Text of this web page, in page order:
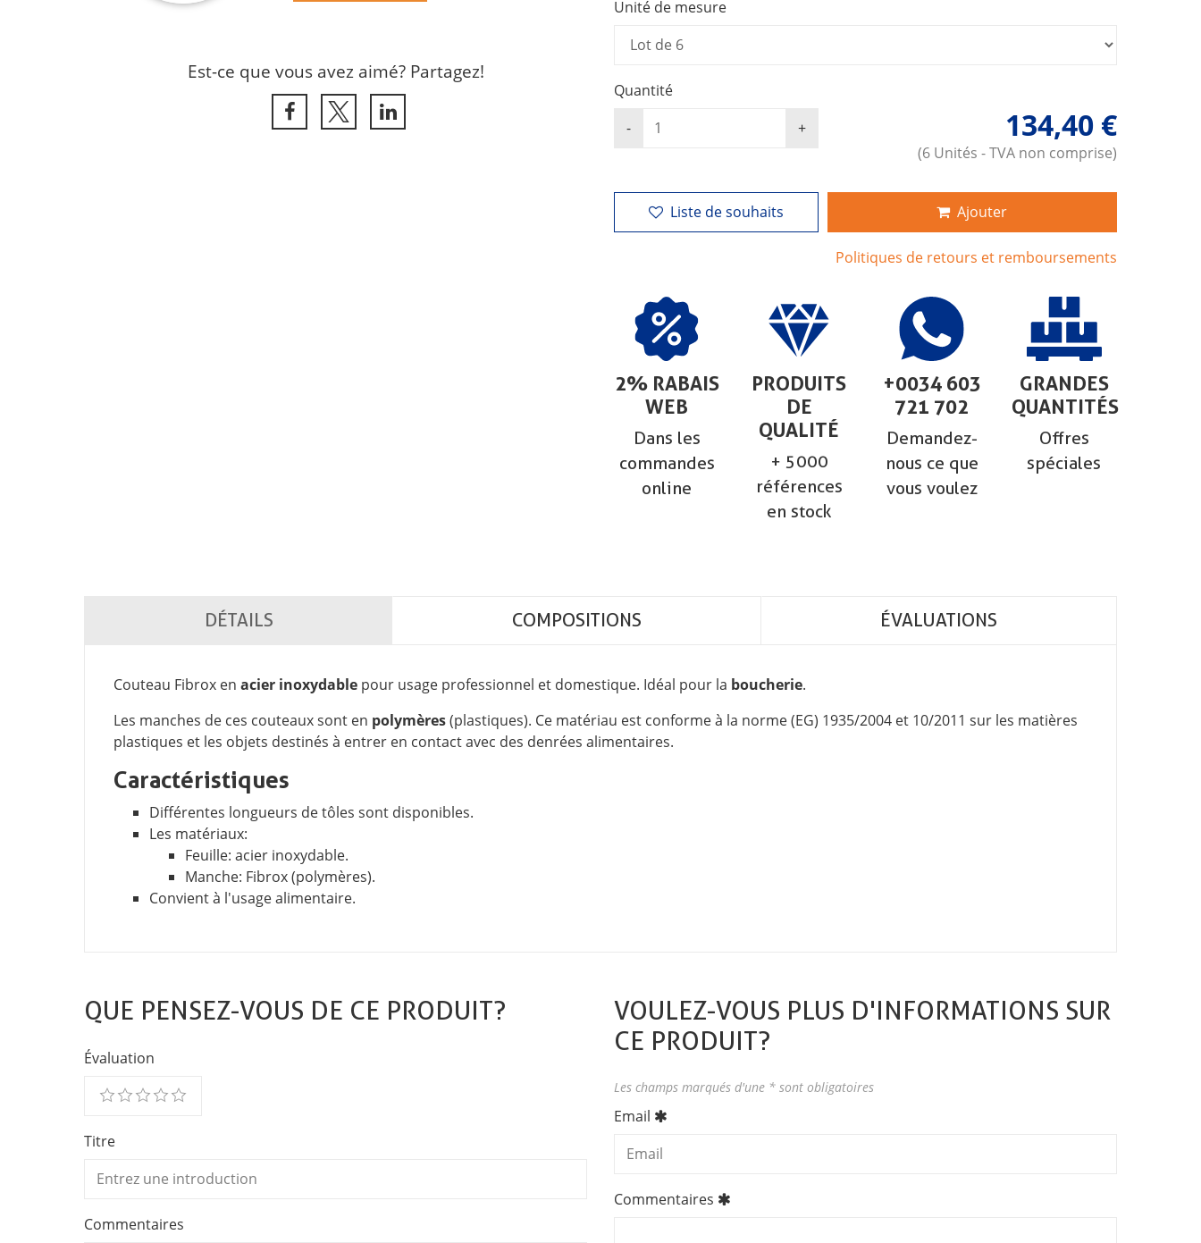
Est-ce que vous avez aimé? Partagez!
Unité de mesure
Quantité
134,40 €
(6 Unités - TVA non comprise)
Liste de souhaits Ajouter
Politiques de retours et remboursements
2% RABAIS
WEB
Dans les
commandes
online
PRODUITS
DE
QUALITÉ
+ 5000
références
en stock
+0034 603
721 702
Demandez-
nous ce que
vous voulez
GRANDES
QUANTITÉS
Offres
spéciales
DÉTAILS COMPOSITIONS ÉVALUATIONS
Couteau Fibrox en acier inoxydable pour usage professionnel et domestique. Idéal pour la boucherie.
Les manches de ces couteaux sont en polymères(plastiques). Ce matériau est conforme à la norme (EG) 1935/2004 et 10/2011 sur les matières
plastiques et les objets destinés à entrer en contact avec des denrées alimentaires.
Caractéristiques
Différentes longueurs de tôles sont disponibles.
Les matériaux:
Feuille: acier inoxydable.
Manche: Fibrox (polymères).
Convient à l'usage alimentaire.
QUE PENSEZ-VOUS DE CE PRODUIT?
Évaluation
Titre
Commentaires
VOULEZ-VOUS PLUS D'INFORMATIONS SUR
CE PRODUIT?
Les champs marqués d'une * sont obligatoires
Email
Commentaires